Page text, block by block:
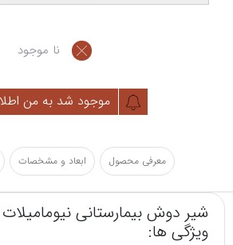
نا موجود
موجود شد به من
معرفی محصول ابعاد و مشخصات
شیر دوش بیمارستانی
ویژگی ها: